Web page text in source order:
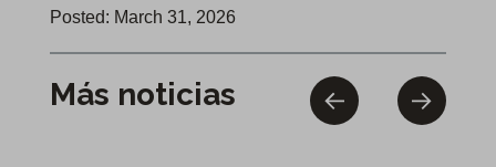
Posted: March 31, 2026
Más noticias